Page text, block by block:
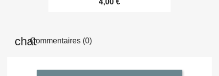
4,00 €
Commentaires (0)